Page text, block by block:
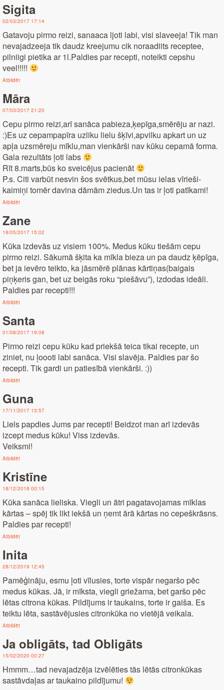
Sigita
02/03/2017 17:14
Gatavoju pirmo reizi, sanaaca ljoti labi, visi slaveeja! Tik man
nevajadzeeja tik daudz kreejumu cik noraadiits receptee,
pilniigi pietika ar 1l.Paldies par recepti, noteikti cepshu
veel!!!!!
Atbildēt
Māra
07/03/2017 21:20
Cepu pirmo reizi,arī sanāca pabieza,ķepīga,smērēju ar nazi.
:)Es uz cepampapīra uzliku lielu šķīvi,apvilku apkart un uz
apļa uzsmēreju mīklu,man vienkārši nav kūku cepamā forma.
Gala rezultāts ļoti labs
Rīt 8.marts,būs ko sveicējus pacienāt
P.s. Citi varbūt nesvin šos svētkus,bet mūsu ielas vīrieši-
kaimiņi tomēr davina dāmām ziedus.Un tas ir ļoti patīkami!
Atbildēt
Zane
18/05/2017 15:02
Kūka izdevās uz visiem 100%. Medus kūku tiešām cepu
pirmo reizi. Sākumā šķita ka mīkla bieza un pa daudz ķēpīga,
bet ja ievēro teikto, ka jāsmērē plānas kārtiņas(baigais
piņķeris gan, bet uz beigās roku “piešāvu”), izdodas ideāli.
Paldies par recepti!!!
Atbildēt
Santa
01/08/2017 19:08
Pirmo reizi cepu kūku kad priekšā teica tikai recepte, un
ziniet, nu ļoooti labi sanāca. Visi slavēja. Paldies par šo
recepti. Tik gardi un patiesībā vienkārši. :))
Atbildēt
Guna
17/11/2017 13:57
Liels papdies Jums par recepti! Beidzot man arī izdevās
izcept medus kūku! Viss izdevās.
Veiksmi!
Atbildēt
Kristīne
18/12/2018 00:15
Kūka sanāca lieliska. Viegli un ātri pagatavojamas mīklas
kārtas – spēj tik likt iekšā un ņemt ārā kārtas no cepeškrāsns.
Paldies par recepti!
Atbildēt
Inita
28/12/2019 12:45
Pamēģināju, esmu ļoti vīlusies, torte vispār negaršo pēc
medus kūkas. Jā, ir mīksta, viegli griežama, bet garšo pēc
lētas citrona kūkas. Pildījums ir taukains, torte ir gaiša. Es
teiktu lēta, sastāvējusies citronkūka no vietējā veikala.
Atbildēt
Ja obligāts, tad Obligāts
15/02/2020 00:27
Hmmm…tad nevajadzēja izvēlēties tās lētās citronkūkas
sastāvdaļas ar taukaino pildījumu!